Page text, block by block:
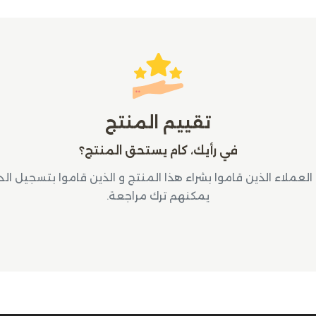
تقييم المنتج
في رأيك، كام يستحق المنتج؟
الذين قاموا بشراء هذا المنتج و الذين قاموا بتسجيل
يمكنهم ترك مراجعة.